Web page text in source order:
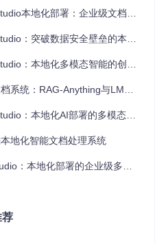
本地化模型（推荐7B或13B参数
localhost:1234/v1/models确认
，配置关键参数：
localhost:1234/v1
化部署：企业级文档智能处理解决方案
据安全壁垒的本地化多模态检索革新方案
本地化多模态智能的创新部署方案
RAG-Anything与LMStudio集成指南
地化AI部署的多模态文档处理创新方案
地化智能文档处理系统
化部署的企业级多模态处理解决方案
荐